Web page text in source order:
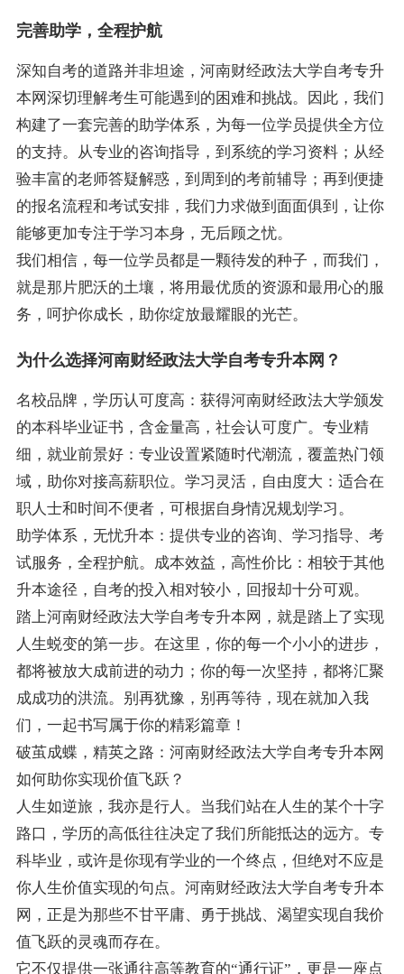
完善助学，全程护航
深知自考的道路并非坦途，河南财经政法大学自考专升
本网深切理解考生可能遇到的困难和挑战。因此，我们
构建了一套完善的助学体系，为每一位学员提供全方位
的支持。从专业的咨询指导，到系统的学习资料；从经
验丰富的老师答疑解惑，到周到的考前辅导；再到便捷
的报名流程和考试安排，我们力求做到面面俱到，让你
能够更加专注于学习本身，无后顾之忧。
我们相信，每一位学员都是一颗待发的种子，而我们，
就是那片肥沃的土壤，将用最优质的资源和最用心的服
务，呵护你成长，助你绽放最耀眼的光芒。
为什么选择河南财经政法大学自考专升本网？
名校品牌，学历认可度高：获得河南财经政法大学颁发
的本科毕业证书，含金量高，社会认可度广。专业精
细，就业前景好：专业设置紧随时代潮流，覆盖热门领
域，助你对接高薪职位。学习灵活，自由度大：适合在
职人士和时间不便者，可根据自身情况规划学习。
助学体系，无忧升本：提供专业的咨询、学习指导、考
试服务，全程护航。成本效益，高性价比：相较于其他
升本途径，自考的投入相对较小，回报却十分可观。
踏上河南财经政法大学自考专升本网，就是踏上了实现
人生蜕变的第一步。在这里，你的每一个小小的进步，
都将被放大成前进的动力；你的每一次坚持，都将汇聚
成成功的洪流。别再犹豫，别再等待，现在就加入我
们，一起书写属于你的精彩篇章！
破茧成蝶，精英之路：河南财经政法大学自考专升本网
如何助你实现价值飞跃？
人生如逆旅，我亦是行人。当我们站在人生的某个十字
路口，学历的高低往往决定了我们所能抵达的远方。专
科毕业，或许是你现有学业的一个终点，但绝对不应是
你人生价值实现的句点。河南财经政法大学自考专升本
网，正是为那些不甘平庸、勇于挑战、渴望实现自我价
值飞跃的灵魂而存在。
它不仅提供一张通往高等教育的“通行证”，更是一座点